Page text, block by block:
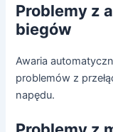
Problemy z
biegów
Awaria
problemów z
napędu.